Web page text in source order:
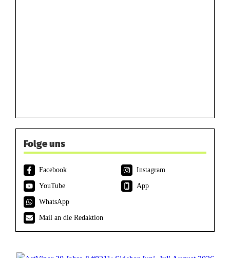
Folge uns
Facebook
Instagram
YouTube
App
WhatsApp
Mail an die Redaktion